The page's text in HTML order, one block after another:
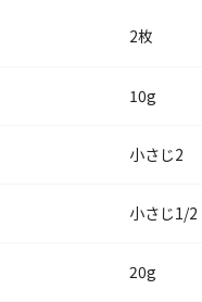
2枚
10g
小さじ2
小さじ1/2
20g